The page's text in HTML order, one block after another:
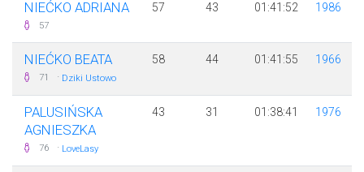
NIEĆKO ADRIANA
57
57 43 01:41:52 1986
NIEĆKO BEATA
71 · Dziki Ustowo
58 44 01:41:55 1966
PALUSIŃSKA
AGNIESZKA
76 · LoveLasy
43 31 01:38:41 1976